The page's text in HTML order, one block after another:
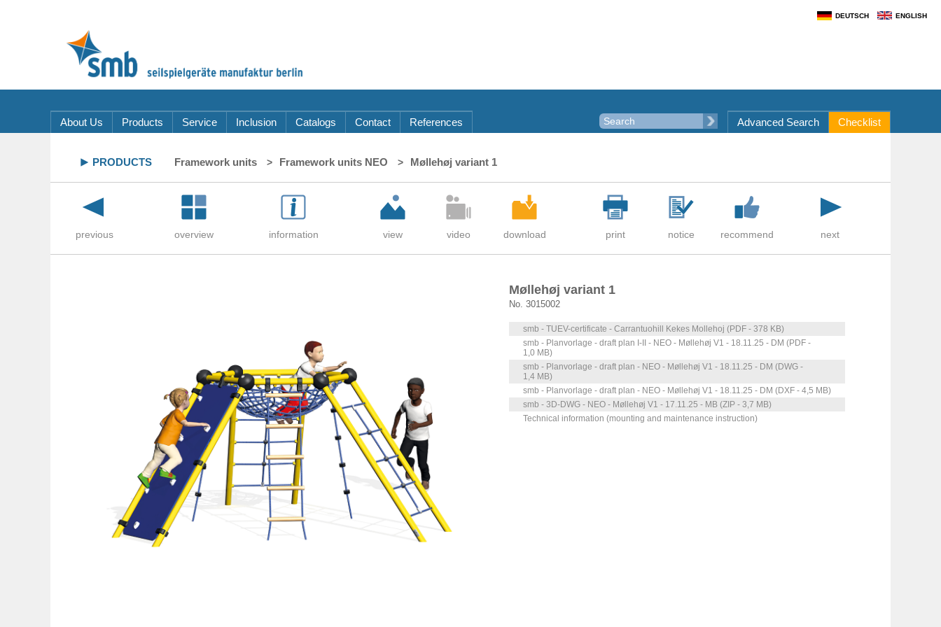
DEUTSCH ENGLISH
About Us Products Service Inclusion Catalogs Contact References Advanced Search Checklist
PRODUCTS Framework units Framework units NEO Møllehøj variant 1
Møllehøj variant 1
No. 3015002
smb - TUEV-certificate - Carrantuohill Kekes Mollehoj (PDF - 378 KB)
smb - Planvorlage - draft plan I-II - NEO - Møllehøj V1 - 18.11.25 - DM (PDF -
1,0 MB)
smb - Planvorlage - draft plan - NEO - Møllehøj V1 - 18.11.25 - DM (DWG -
1,4 MB)
smb - Planvorlage - draft plan - NEO - Møllehøj V1 - 18.11.25 - DM (DXF - 4,5 MB)
smb - 3D-DWG - NEO - Møllehøj V1 - 17.11.25 - MB (ZIP - 3,7 MB)
Technical information (mounting and maintenance instruction)